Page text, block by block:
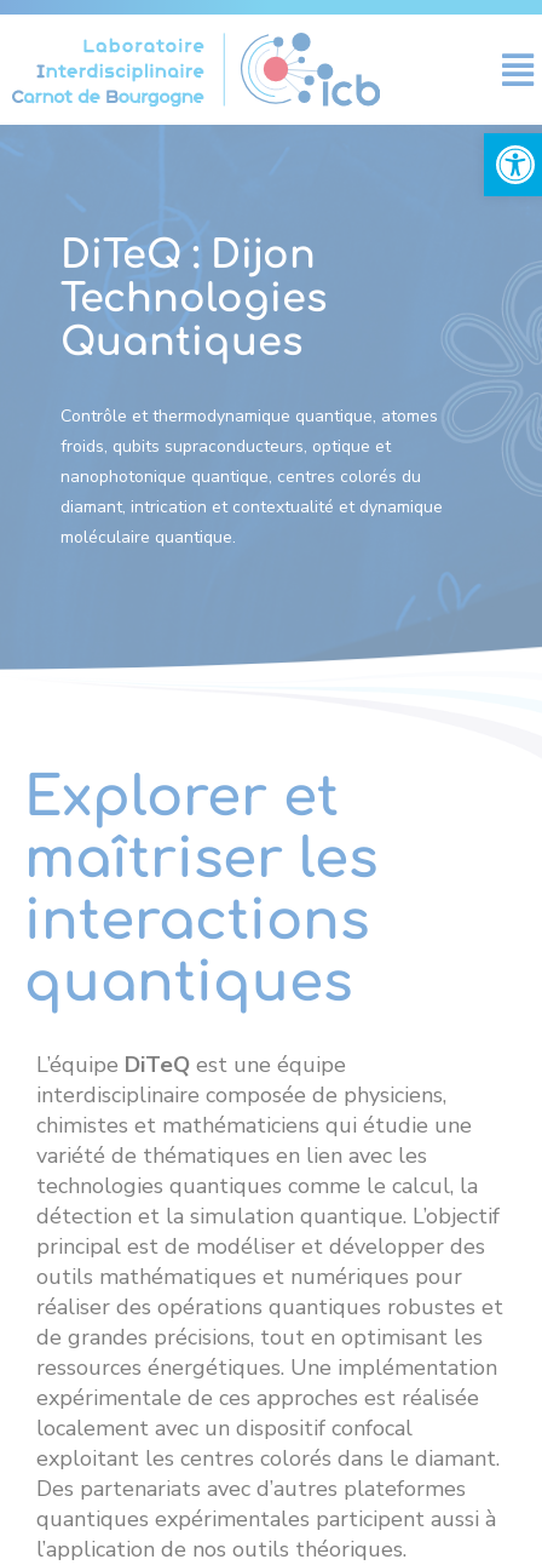
Ouvrir
DiTeQ : Dijon
Technologies
Quantiques
Contrôle et thermodynamique quantique, atomes
froids, qubits supraconducteurs, optique et
nanophotonique quantique, centres colorés du
diamant, intrication et contextualité et dynamique
moléculaire quantique.
Explorer et
maîtriser les
interactions
quantiques
L’équipe DiTeQ est une équipe
interdisciplinaire composée de physiciens,
chimistes et mathématiciens qui étudie une
variété de thématiques en lien avec les
technologies quantiques comme le calcul, la
détection et la simulation quantique. L’objectif
principal est de modéliser et développer des
outils mathématiques et numériques pour
réaliser des opérations quantiques robustes et
de grandes précisions, tout en optimisant les
ressources énergétiques. Une implémentation
expérimentale de ces approches est réalisée
localement avec un dispositif confocal
exploitant les centres colorés dans le diamant.
Des partenariats avec d’autres plateformes
quantiques expérimentales participent aussi à
l’application de nos outils théoriques.
Panneau de gestion des cookies